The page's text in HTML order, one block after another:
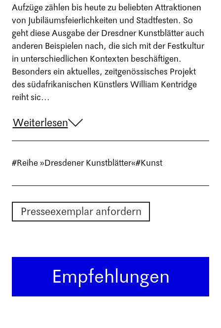
Aufzüge zählen bis heute zu beliebten Attraktionen
von Jubiläumsfeierlichkeiten und Stadtfesten. So
geht diese Ausgabe der Dresdner Kunstblätter auch
anderen Beispielen nach, die sich mit der Festkultur
in unterschiedlichen Kontexten beschäftigen.
Besonders ein aktuelles, zeitgenössisches Projekt
des südafrikanischen Künstlers William Kentridge
reiht sic...
Weiterlesen
#Reihe »Dresdener Kunstblätter«#Kunst
Presseexemplar anfordern
Empfehlungen